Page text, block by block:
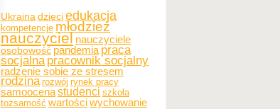
Ukraina dzieci edukacja
kompetencje młodzież
nauczyciel nauczyciele
osobowość pandemia praca
socjalna pracownik socjalny
radzenie sobie ze stresem
rodzina rozwój rynek pracy
samoocenastudenci szkoła
tożsamość wartościwychowanie